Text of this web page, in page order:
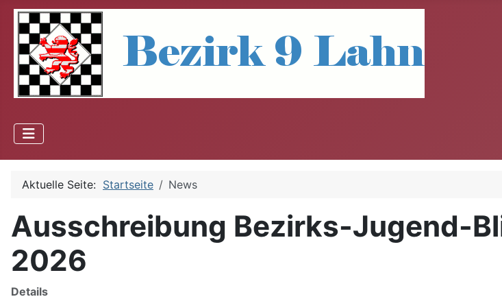
Aktuelle Seite: Startseite News
Ausschreibung Bezirks-Jugend-
2026
Details